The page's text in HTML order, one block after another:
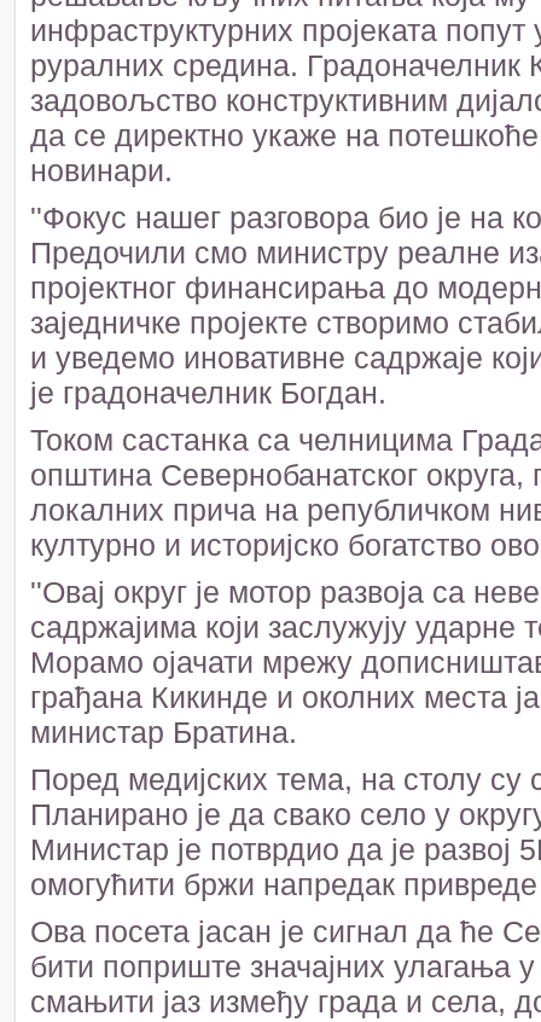
инфраструктурних пројеката
руралних средина. Градоначелник
задовољство конструктивним
да се директно укаже на
новинари.
''Фокус нашег разговора био је на
Предочили смо министру реалне
пројектног финансирања до
заједничке пројекте створимо
и уведемо иновативне садржаје
је градоначелник Богдан.
Током састанка са челницима
општина Севернобанатског
локалних прича на републичком
културно и историјско богатство
''Овај округ је мотор развоја са
садржајима који заслужују
Морамо ојачати мрежу
грађана Кикинде и околних места
министар Братина.
Поред медијских тема, на столу су
Планирано је да свако село у
Министар је потврдио да је развој
омогућити бржи напредак
Ова посета јасан је сигнал да ће
бити поприште значајних улагања
смањити јаз између града и села,